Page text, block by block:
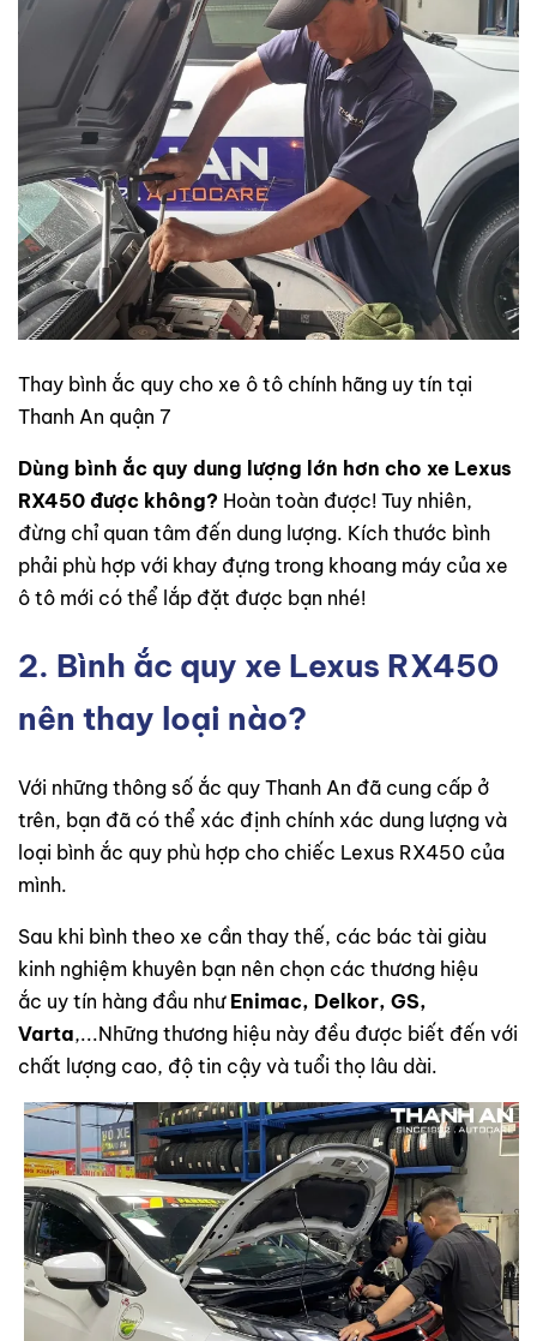
Thay bình ắc quy cho xe ô tô chính hãng uy tín tại
Thanh An quận 7
Dùng bình ắc quy dung lượng lớn hơn cho xe Lexus
RX450 được không? Hoàn toàn được! Tuy nhiên,
đừng chỉ quan tâm đến dung lượng. Kích thước bình
phải phù hợp với khay đựng trong khoang máy của xe
ô tô mới có thể lắp đặt được bạn nhé!
2. Bình ắc quy xe Lexus RX450
nên thay loại nào?
Với những thông số ắc quy Thanh An đã cung cấp ở
trên, bạn đã có thể xác định chính xác dung lượng và
loại bình ắc quy phù hợp cho chiếc Lexus RX450 của
mình.
Sau khi bình theo xe cần thay thế, các bác tài giàu
kinh nghiệm khuyên bạn nên chọn các thương hiệu
ắc uy tín hàng đầu như Enimac, Delkor, GS,
Varta,...Những thương hiệu này đều được biết đến với
chất lượng cao, độ tin cậy và tuổi thọ lâu dài.